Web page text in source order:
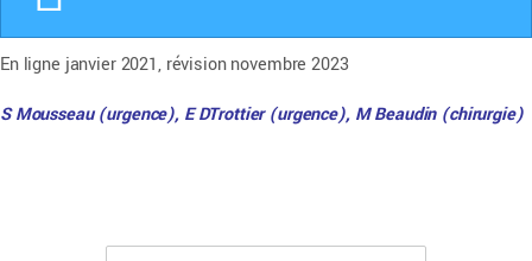
En ligne janvier 2021, révision novembre 2023
S Mousseau (urgence), E DTrottier (urgence), M Beaudin (chirurgie)